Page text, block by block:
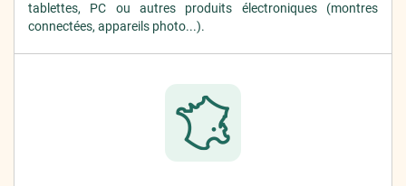
tablettes, PC ou autres produits électroniques (montres
connectées, appareils photo...).